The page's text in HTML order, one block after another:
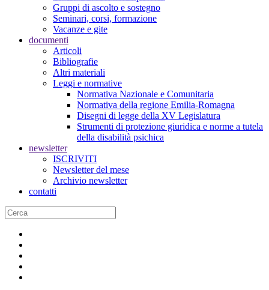
Gruppi di ascolto e sostegno
Seminari, corsi, formazione
Vacanze e gite
documenti
Articoli
Bibliografie
Altri materiali
Leggi e normative
Normativa Nazionale e Comunitaria
Normativa della regione Emilia-Romagna
Disegni di legge della XV Legislatura
Strumenti di protezione giuridica e norme a tutela
della disabilità psichica
newsletter
ISCRIVITI
Newsletter del mese
Archivio newsletter
contatti